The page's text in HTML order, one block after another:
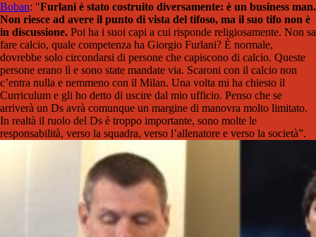
Boban: "Furlani è stato costruito diversamente: è un business man.
Non riesce ad avere il punto di vista del tifoso, ma il suo tifo non è
in discussione. Poi ha i suoi capi a cui risponde religiosamente. Non sa
fare calcio, quale competenza ha Giorgio Furlani? È normale,
dovrebbe solo circondarsi di persone che capiscono di calcio. Queste
persone erano lì e sono state mandate via. Scaroni con il calcio non
c’entra nulla e nemmeno con il Milan. Una volta mi ha chiesto il
Curriculum e gli ho detto di uscire dal mio ufficio. Penso che se
arriverà un Ds avrà comunque un margine di manovra molto limitato.
In realtà il ruolo del Ds è troppo importante, sono molte le
responsabilità, verso la squadra, verso l’allenatore e verso la società”.